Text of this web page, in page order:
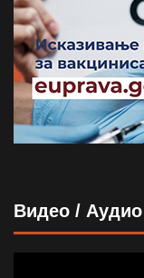
Видео / Аудио